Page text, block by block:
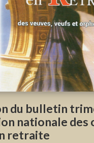
du bulletin
nationale
retraite